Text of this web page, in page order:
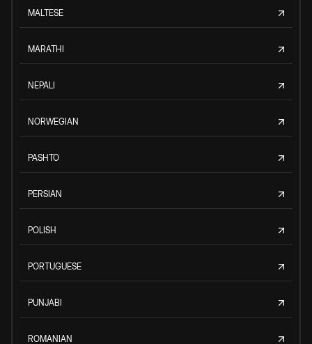
MALTESE
MARATHI
NEPALI
NORWEGIAN
PASHTO
PERSIAN
POLISH
PORTUGUESE
PUNJABI
ROMANIAN